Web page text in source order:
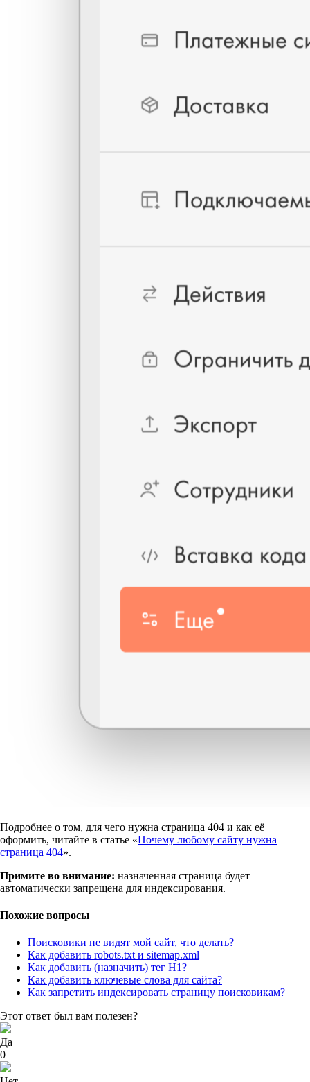
Подробнее о том, для чего нужна страница 404 и как её
оформить, читайте в статье «Почему любому сайту нужна
страница 404».
Примите во внимание: назначенная страница будет
автоматически запрещена для индексирования.
Похожие вопросы
Поисковики не видят мой сайт, что делать?
Как добавить robots.txt и sitemap.xml
Как добавить (назначить) тег H1?
Как добавить ключевые слова для сайта?
Как запретить индексировать страницу поисковикам?
Этот ответ был вам полезен?
Да
0